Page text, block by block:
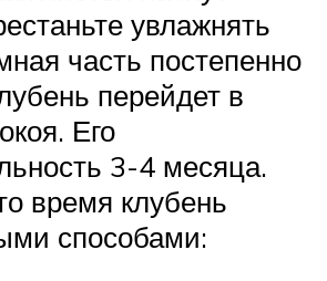
увлажнять
часть постепенно
перейдет в
Его
3-4 месяца.
время клубень
способами: